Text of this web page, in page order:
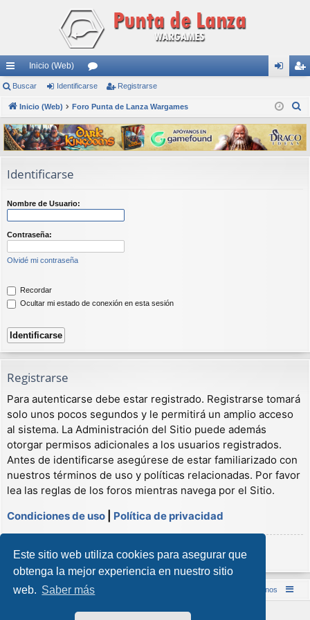
Este sitio web utiliza cookies para asegurar que
obtenga la mejor experiencia en nuestro sitio
web. Saber más
nl
ac
es
rá
pi
s
Inicio (Web)
or
os nti
fic
ar
ist
ra
rs
Buscar Identificarse Registrarse
Inicio (Web) Foro Punta de Lanza Wargames
s
c
Identificarse
Nombre de Usuario:
Contraseña:
Olvidé mi contraseña
Recordar
Ocultar mi estado de conexión en esta sesión
Registrarse
Para autenticarse debe estar registrado. Registrarse tomará
solo unos pocos segundos y le permitirá un amplio acceso
al sistema. La Administración del Sitio puede además
otorgar permisos adicionales a los usuarios registrados.
Antes de identificarse asegúrese de estar familiarizado con
nuestros términos de uso y políticas relacionadas. Por favor
lea las reglas de los foros mientras navega por el Sitio.
Condiciones de uso
Política de privacidad
Registrarse
Inicio (Web) Foro Punta de Lanza Wargames Contáctenos
Desarrollado porphpBB® Forum Software © phpBB Limited